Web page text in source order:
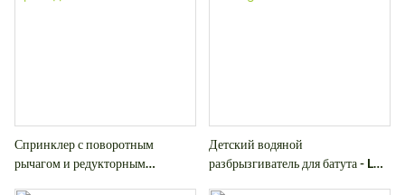
Спринклер с поворотным
рычагом и редукторным
Детский водяной
разбрызгиватель для батута - LK